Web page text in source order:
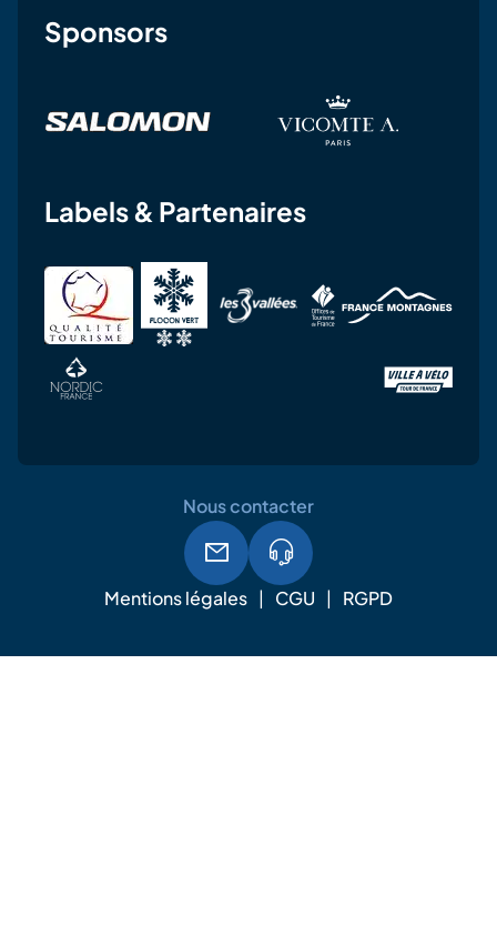
Sponsors
Labels & Partenaires
Mentions légales CGU RGPD
Nous contacter